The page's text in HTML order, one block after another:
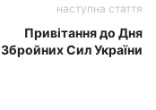
наступна стаття
Привітання до Дня
Збройних Сил України